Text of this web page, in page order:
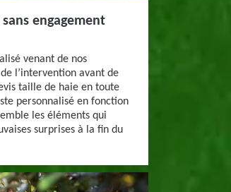
engagement
venant de nos
l’intervention avant de
taille de haie en toute
personnalisé en fonction
les éléments qui
surprises à la fin du